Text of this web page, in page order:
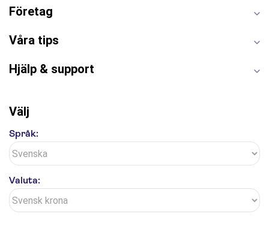
Caminito del Rey
London Dungeon
Företag
Våra tips
Hjälp & support
Välj
Språk:
Valuta: